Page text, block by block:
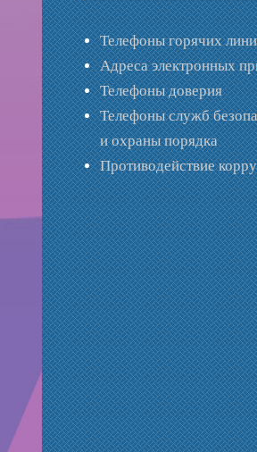
Телефоны горячих
Адреса электронных
Телефоны доверия
Телефоны служб
и охраны порядка
Противодействие